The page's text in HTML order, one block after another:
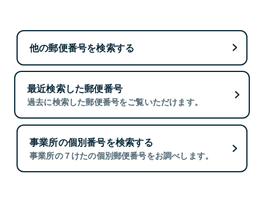
他の郵便番号を検索する
最近検索した郵便番号
過去に検索した郵便番号をご覧いただけます。
事業所の個別番号を検索する
事業所の７けたの個別郵便番号をお調べします。